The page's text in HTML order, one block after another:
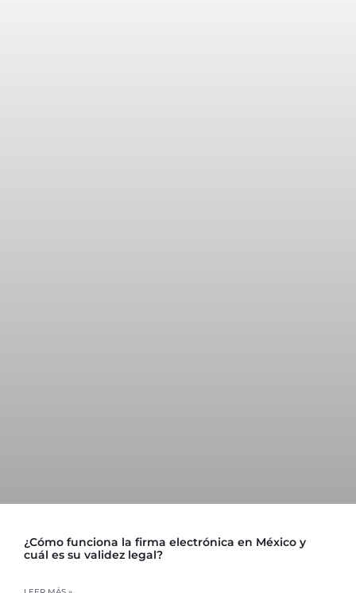
¿Cómo funciona la firma electrónica en México y
cuál es su validez legal?